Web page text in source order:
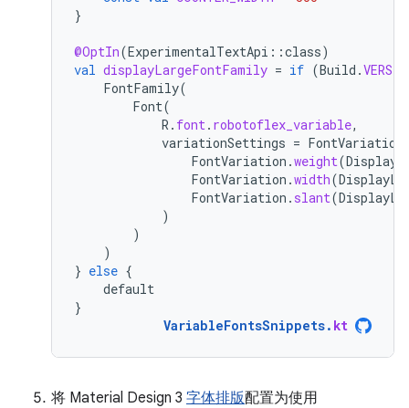
}
@OptIn(ExperimentalTextApi ::class)
val displayLargeFontFamily = if (Build .
FontFamily(
Font(
R . font . robotoflex_variable,
variationSettings = FontVariation
FontVariation .weight(
FontVariation .width(
FontVariation . slant(
)
)
)
} else {
default
}
VariableFontsSnippets. kt
将 Material Design 3 字体排版配置为使用